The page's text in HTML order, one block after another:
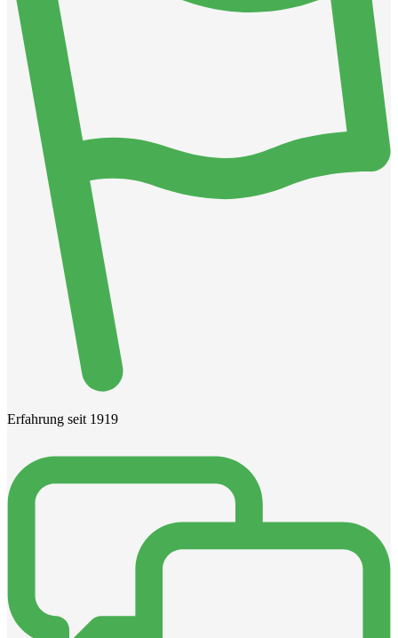
Erfahrung seit 1919